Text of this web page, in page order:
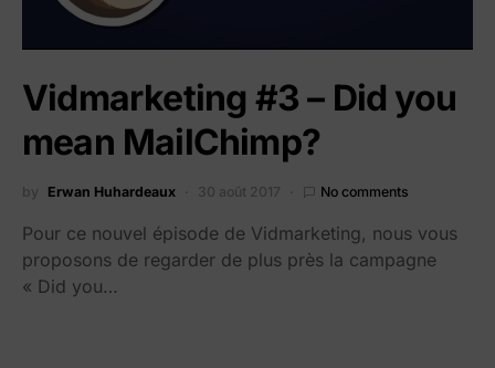
Vidmarketing #3 – Did you
mean MailChimp?
by Erwan Huhardeaux 30 août 2017 No comments
Pour ce nouvel épisode de Vidmarketing, nous vous
proposons de regarder de plus près la campagne
« Did you…